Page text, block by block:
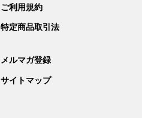
ご利用規約
特定商品取引法
メルマガ登録
サイトマップ